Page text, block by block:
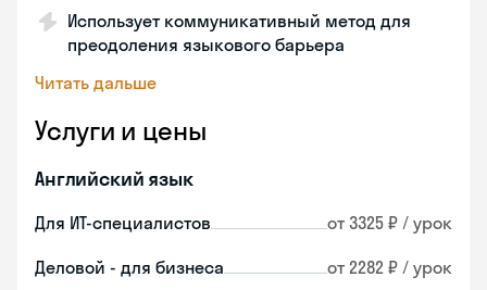
Использует коммуникативный метод для
преодоления языкового барьера
Читать дальше
Услуги и цены
Английский язык
Для ИТ-специалистов от 3325 ₽ / урок
Деловой - для бизнеса от 2282 ₽ / урок